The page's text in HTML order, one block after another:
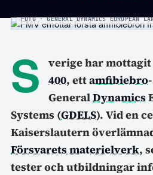
FOTO · GENERAL DYNAMICS EUROPEAN
S verige har
400, ettamfibiebro
GeneralDynamics
Systems (GDELS). Vid en
Kaiserslautern
Försvarets materielverk,
tester och utbildningar